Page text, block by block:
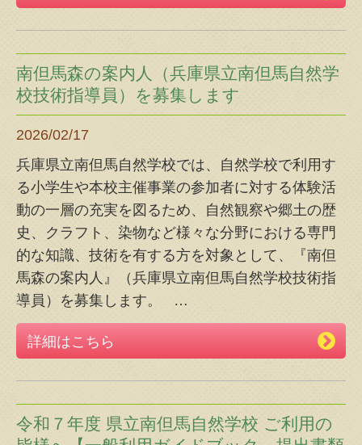
南但馬森の案内人（兵庫県立南但馬自然学
校技術指導員）を募集します
2026/02/17
兵庫県立南但馬自然学校では、自然学校で利用す
る小学生や本校主催事業の参加者に対する体験活
動の一層の充実を図るため、自然観察や郷土の歴
史、クラフト、染物など様々な分野における専門
的な知識、技術を有する方を対象として、『南但
馬森の案内人』（兵庫県立南但馬自然学校技術指
導員）を募集します。 …
詳細はこちら
令和７年度 県立南但馬自然学校 ご利用の